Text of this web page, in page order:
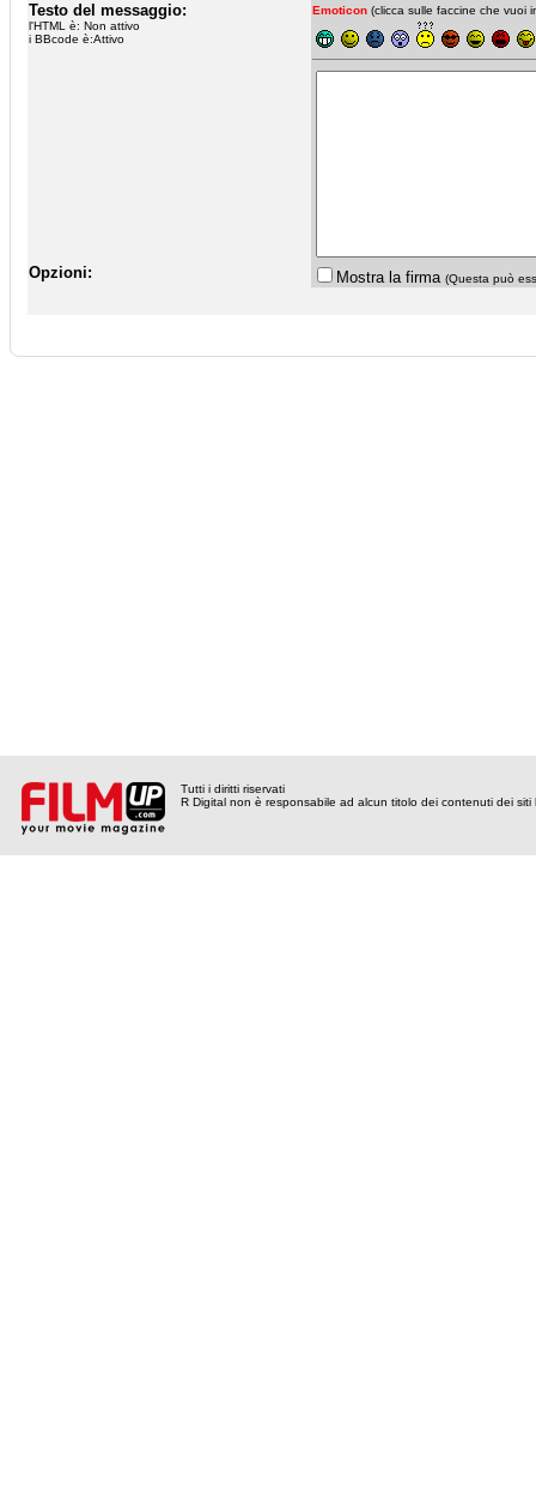
Testo del messaggio:
l'HTML è: Non attivo
i BBcode è:Attivo
Emoticon (clicca sulle faccine che vuoi
Opzioni: Mostra la firma (Questa può
Tutti i diritti riservati
R Digital non è responsabile ad alcun titolo dei contenuti dei siti